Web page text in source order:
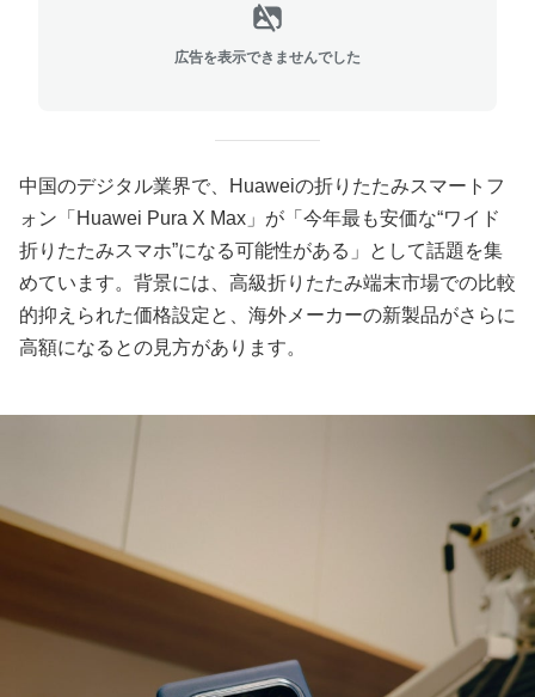
広告を表示できませんでした
中国のデジタル業界で、Huaweiの折りたたみスマートフ
ォン「Huawei Pura X Max」が「今年最も安価な“ワイド
折りたたみスマホ”になる可能性がある」として話題を集
めています。背景には、高級折りたたみ端末市場での比較
的抑えられた価格設定と、海外メーカーの新製品がさらに
高額になるとの見方があります。